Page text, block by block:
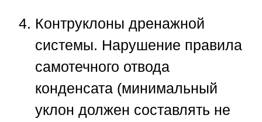
Контруклоны дренажной
системы. Нарушение правила
самотечного отвода
конденсата (минимальный
уклон должен составлять не